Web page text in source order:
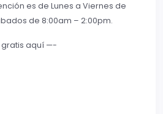
es de Lunes a Viernes de
de 8:00am – 2:00pm.
gratis aquí —-